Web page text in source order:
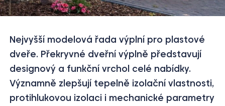
Nejvyšší modelová řada výplní pro plastové
dveře. Překryvné dveřní výplně představují
designový a funkční vrchol celé nabídky.
Významně zlepšují tepelně izolační vlastnosti,
protihlukovou izolaci i mechanické parametry